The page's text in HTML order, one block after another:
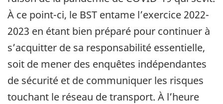
À ce point-ci, le BST entame l’exercice 2022-
2023 en étant bien préparé pour continuer à
s’acquitter de sa responsabilité essentielle,
soit de mener des enquêtes indépendantes
de sécurité et de communiquer les risques
touchant le réseau de transport. À l’heure